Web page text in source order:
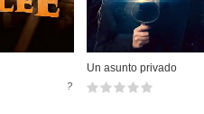
?
Un asunto privado